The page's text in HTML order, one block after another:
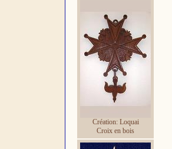
Création: Loquai
Croix en bois